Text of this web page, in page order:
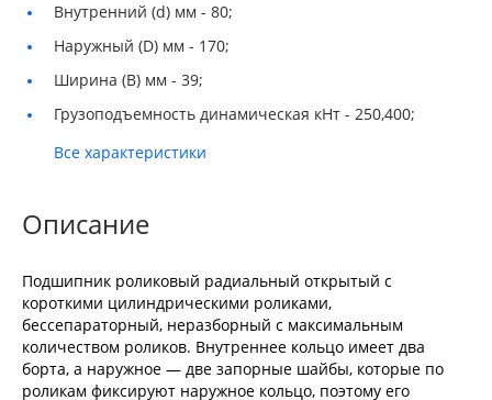
Внутренний (d) мм - 80;
Наружный (D) мм - 170;
Ширина (B) мм - 39;
Грузоподъемность динамическая кНт - 250,400;
Все характеристики
Описание
Подшипник роликовый радиальный открытый с
короткими цилиндрическими роликами,
бессепараторный, неразборный с максимальным
количеством роликов. Внутреннее кольцо имеет два
борта, а наружное — две запорные шайбы, которые по
роликам фиксируют наружное кольцо, поэтому его